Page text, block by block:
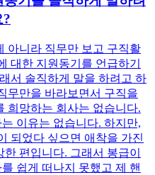
?
아니라 직무만 보고 구직활
대한 지원동기를 언급하기
서 솔직하게 말을 하려고 하
무만을 바라보면서 구직을
희망하는 회사는 없습니다.
이유는 없습니다. 하지만,
되었다 싶으면 애착을 가진
편입니다. 그래서 봉급이
쉽게 떠나지 못했고 제 핸